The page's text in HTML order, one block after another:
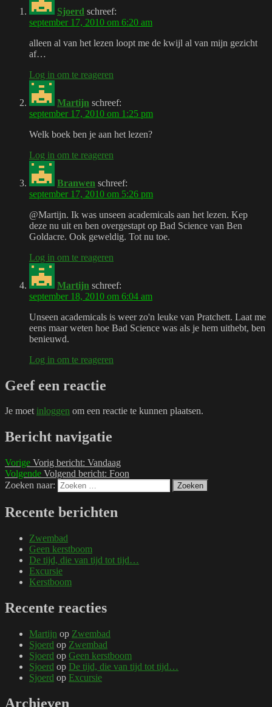
Sjoerd schreef:
september 17, 2010 om 6:20 am
alleen al van het lezen loopt me de kwijl al van mijn gezicht
af…
Log in om te reageren
Martijn schreef:
september 17, 2010 om 1:25 pm
Welk boek ben je aan het lezen?
Log in om te reageren
Branwen schreef:
september 17, 2010 om 5:26 pm
@Martijn. Ik was unseen academicals aan het lezen. Kep
deze nu uit en ben overgestapt op Bad Science van Ben
Goldacre. Ook geweldig. Tot nu toe.
Log in om te reageren
Martijn schreef:
september 18, 2010 om 6:04 am
Unseen academicals is weer zo'n leuke van Pratchett. Laat me
eens maar weten hoe Bad Science was als je hem uithebt, ben
benieuwd.
Log in om te reageren
Geef een reactie
Je moetinloggen om een reactie te kunnen plaatsen.
Bericht navigatie
Vorige Vorig bericht: Vandaag
Volgende Volgend bericht: Foon
Zoeken naar:
Zoeken
Recente berichten
Zwembad
Geen kerstboom
De tijd, die van tijd tot tijd…
Excursie
Kerstboom
Recente reacties
Martijn op Zwembad
Sjoerd op Zwembad
Sjoerd op Geen kerstboom
Sjoerd op De tijd, die van tijd tot tijd…
Sjoerd op Excursie
Archieven